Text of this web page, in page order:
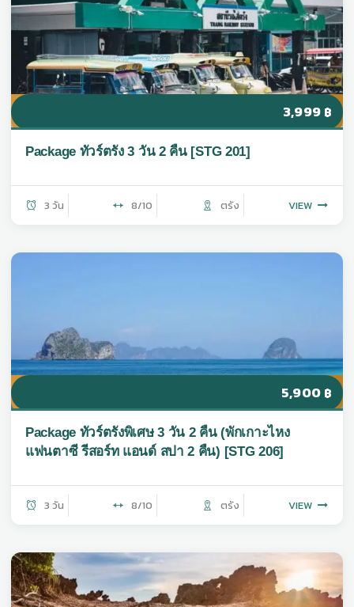
3,999 ฿
Package ทัวร์ตรัง 3 วัน 2 คืน [STG 201]
3 วัน 8/10 ตรัง VIEW
5,900 ฿
Package ทัวร์ตรังพิเศษ 3 วัน 2 คืน (พักเกาะไหง
แฟนตาซี รีสอร์ท แอนด์ สปา 2 คืน) [STG 206]
3 วัน 8/10 ตรัง VIEW